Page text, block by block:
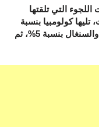
التي تلقتها
38% من الطلبات، تليها كولومبيا بنسبة
25%، ثم بيرو بنسبة 7%، ومالي بنسبة 6%، والسنغال بنسبة 5%، ثم